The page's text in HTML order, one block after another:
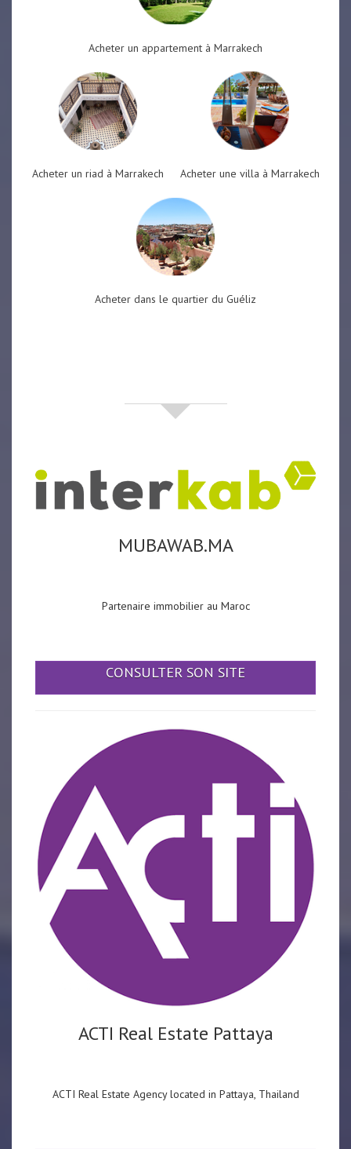
Acheter un appartement à Marrakech
Acheter un riad à Marrakech Acheter une villa à Marrakech
Acheter dans le quartier du Guéliz
MUBAWAB.MA
Partenaire immobilier au Maroc
CONSULTER SON SITE
ACTI Real Estate Pattaya
ACTI Real Estate Agency located in Pattaya, Thailand